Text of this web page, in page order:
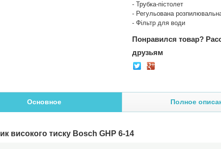
- Трубка-пістолет
- Регульована
- Фільтр для води
Понравился товар?
друзьям
Основное Полное
високого тиску Bosch GHP 6-14